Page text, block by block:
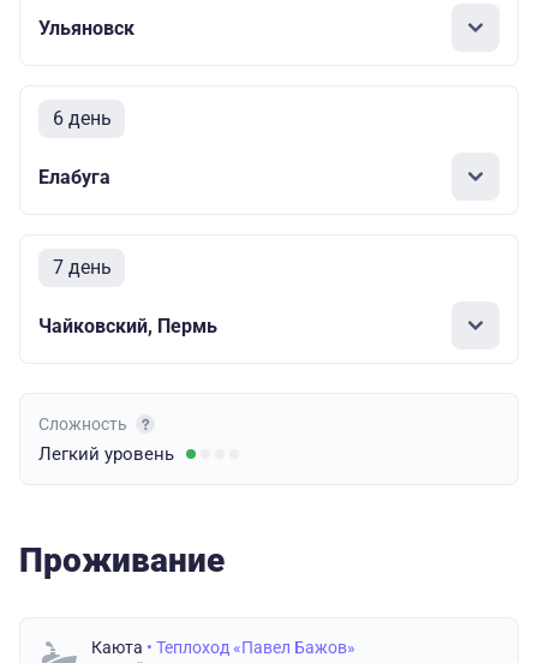
Ульяновск
6 день
Елабуга
7 день
Чайковский, Пермь
Сложность
Легкий уровень
Проживание
Каюта • Теплоход «Павел Бажов»